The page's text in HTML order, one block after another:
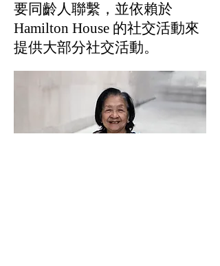
要同齡人聯繫，並依賴於
Hamilton House 的社交活動來
提供大部分社交活動。